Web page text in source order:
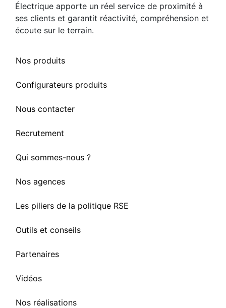
Électrique apporte un réel service de proximité à
ses clients et garantit réactivité, compréhension et
écoute sur le terrain.
Nos produits
Configurateurs produits
Nous contacter
Recrutement
Qui sommes-nous ?
Nos agences
Les piliers de la politique RSE
Outils et conseils
Partenaires
Vidéos
Nos réalisations